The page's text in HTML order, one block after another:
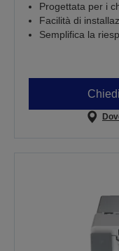
Progettata per i
Facilità di
Semplifica la